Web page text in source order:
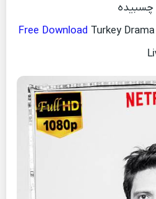
چسبیده
Free Download Turkey